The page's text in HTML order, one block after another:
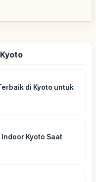
di Kyoto untuk
Kyoto Saat